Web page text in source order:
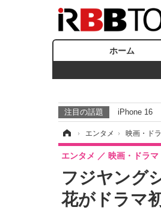
ホーム
注目の話題 iPhone 16
› エンタメ › 映画・ド
フジヤング
花がドラマ
エンタメ 映画・ドラマ